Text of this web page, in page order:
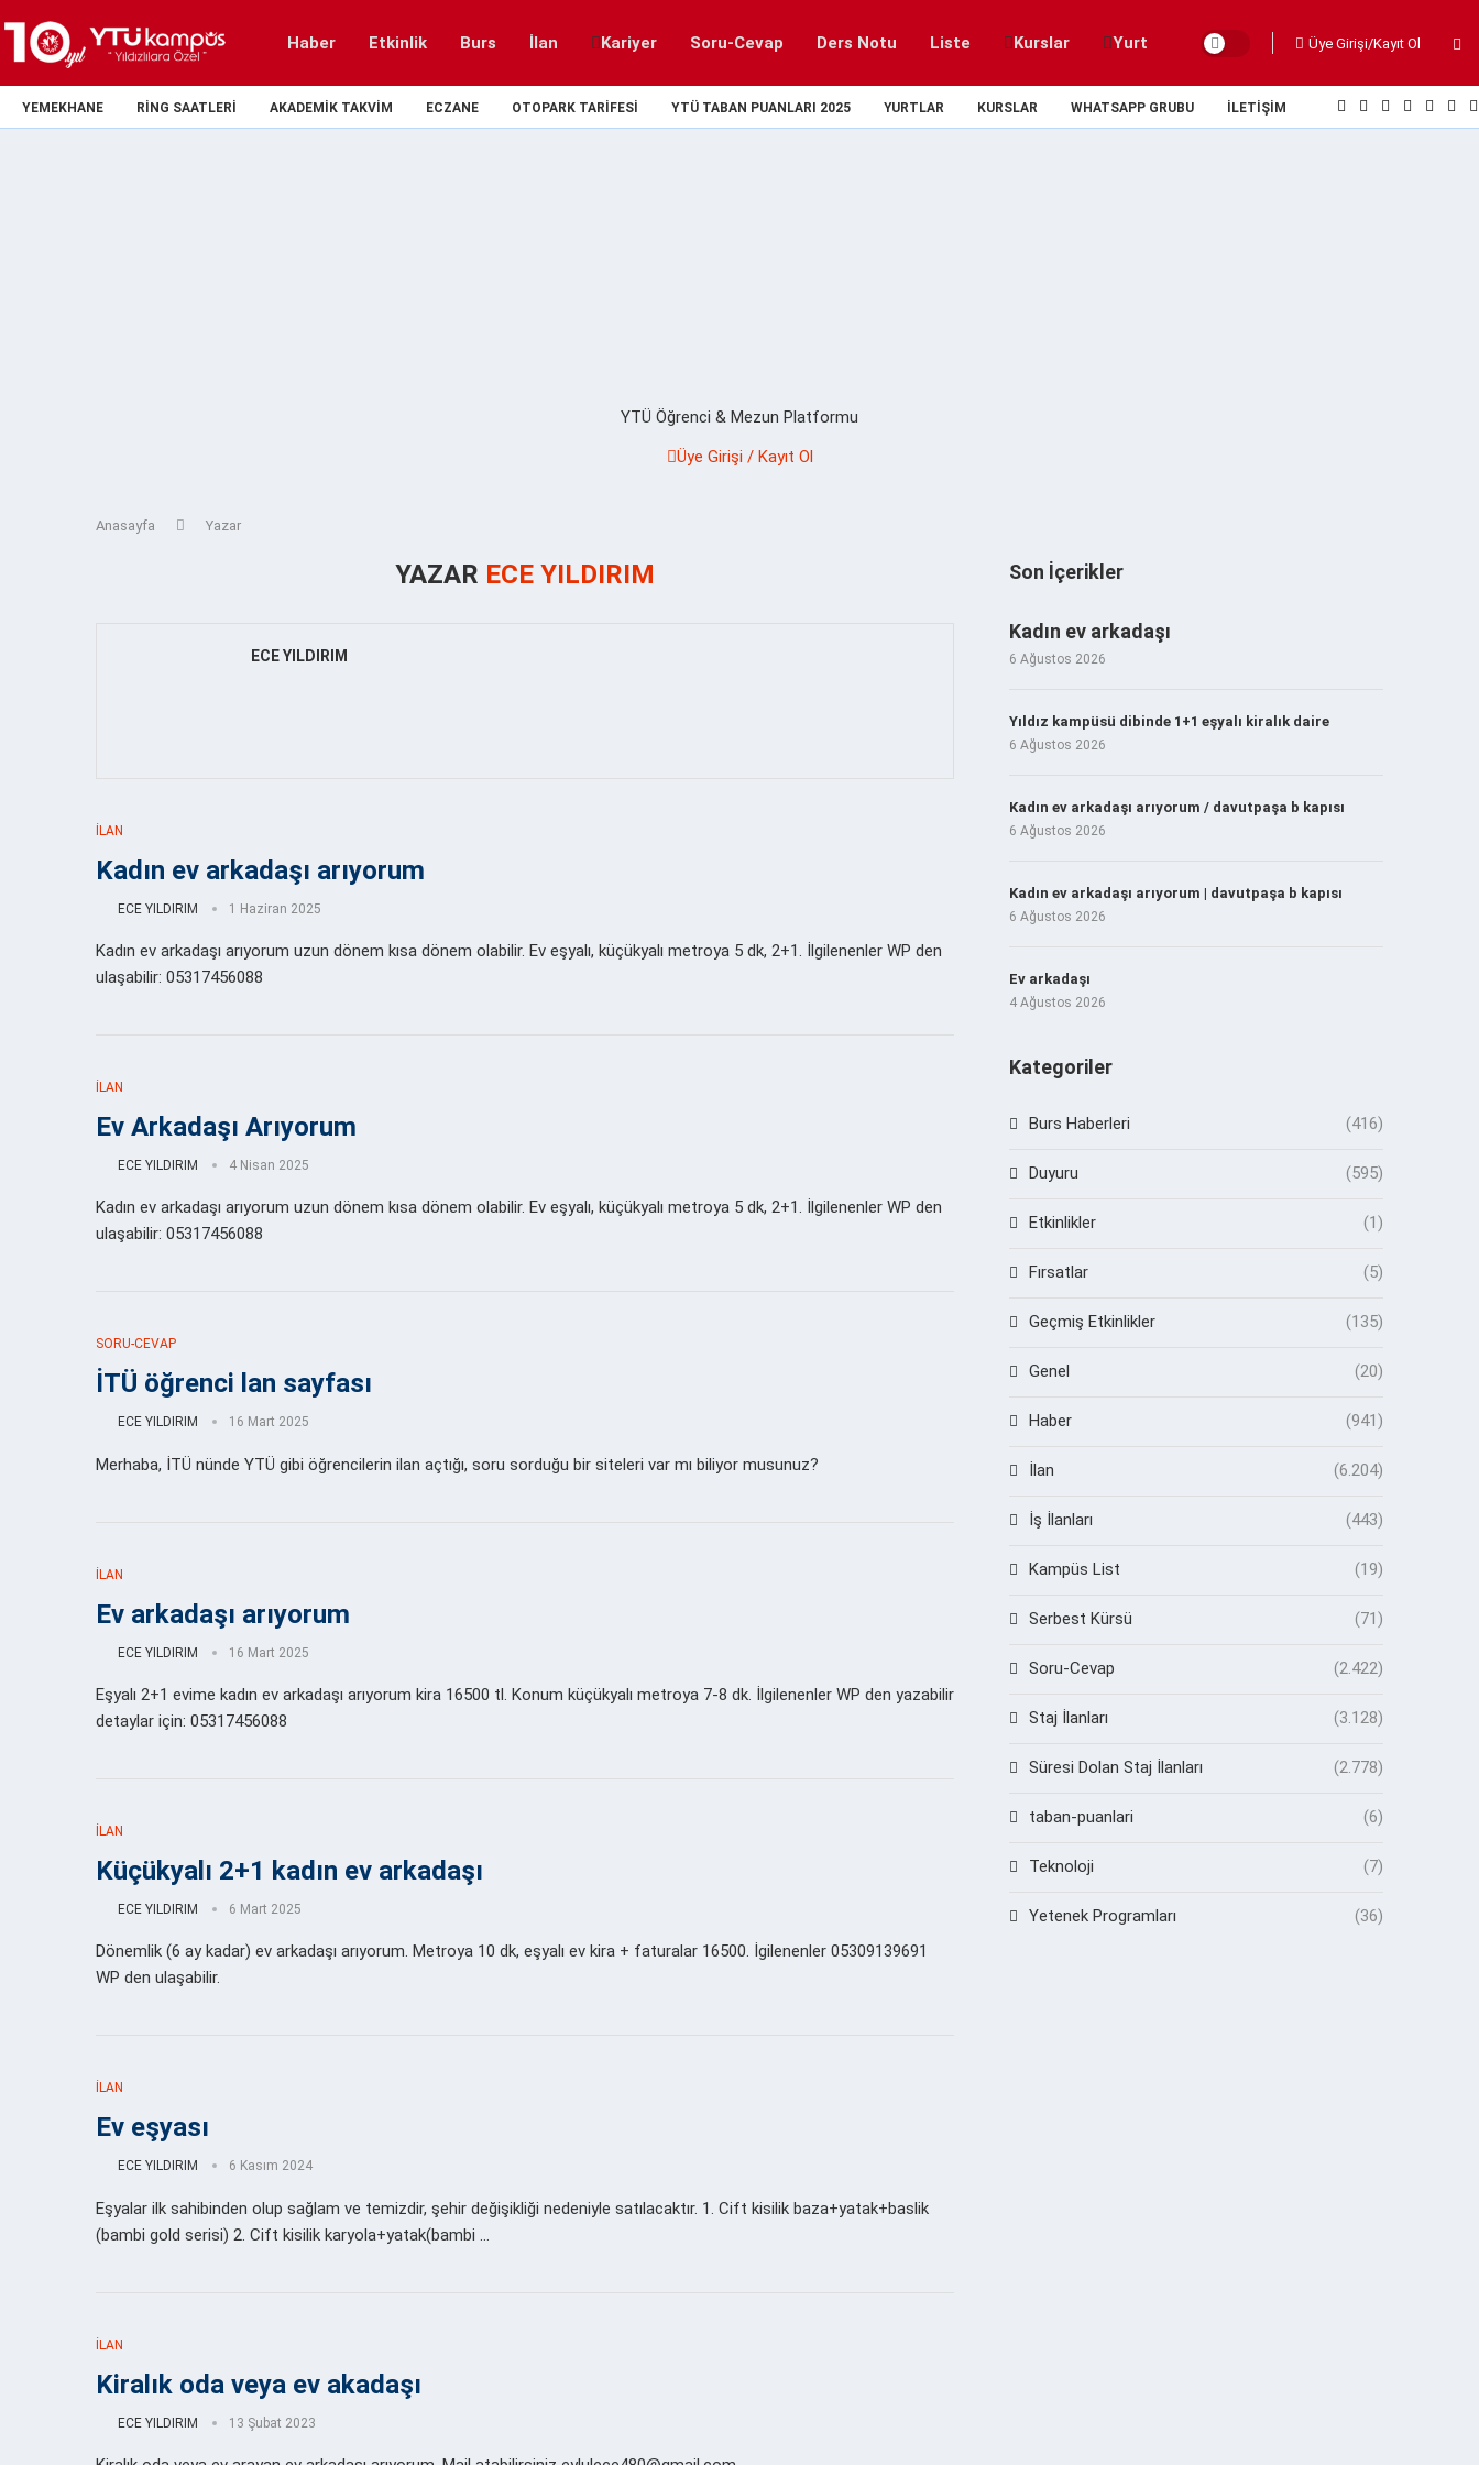
Haber Etkinlik Burs İlan Kariyer Soru-Cevap Ders Notu Liste Kurslar Yurt Üye Girişi/Kayıt Ol
YEMEKHANE RING SAATLERI AKADEMIK TAKVIM ECZANE OTOPARK TARIFESI YTÜ TABAN PUANLARI 2025 YURTLAR KURSLAR WHATSAPP GRUBU İLETIŞIM
YTÜ Öğrenci & Mezun Platformu
Üye Girişi / Kayıt Ol
Anasayfa Yazar
YAZAR ECE YILDIRIM
ECE YILDIRIM
İLAN
Kadın ev arkadaşı arıyorum
ECE YILDIRIM 1 Haziran 2025
Kadın ev arkadaşı arıyorum uzun dönem kısa dönem olabilir. Ev eşyalı, küçükyalı metroya 5 dk, 2+1. İlgilenenler WP den
ulaşabilir: 05317456088
İLAN
Ev Arkadaşı Arıyorum
ECE YILDIRIM 4 Nisan 2025
Kadın ev arkadaşı arıyorum uzun dönem kısa dönem olabilir. Ev eşyalı, küçükyalı metroya 5 dk, 2+1. İlgilenenler WP den
ulaşabilir: 05317456088
SORU-CEVAP
İTÜ öğrenci lan sayfası
ECE YILDIRIM 16 Mart 2025
Merhaba, İTÜ nünde YTÜ gibi öğrencilerin ilan açtığı, soru sorduğu bir siteleri var mı biliyor musunuz?
İLAN
Ev arkadaşı arıyorum
ECE YILDIRIM 16 Mart 2025
Eşyalı 2+1 evime kadın ev arkadaşı arıyorum kira 16500 tl. Konum küçükyalı metroya 7-8 dk. İlgilenenler WP den yazabilir
detaylar için: 05317456088
İLAN
Küçükyalı 2+1 kadın ev arkadaşı
ECE YILDIRIM 6 Mart 2025
Dönemlik (6 ay kadar) ev arkadaşı arıyorum. Metroya 10 dk, eşyalı ev kira + faturalar 16500. İgilenenler 05309139691
WP den ulaşabilir.
İLAN
Ev eşyası
ECE YILDIRIM 6 Kasım 2024
Eşyalar ilk sahibinden olup sağlam ve temizdir, şehir değişikliği nedeniyle satılacaktır. 1. Cift kisilik baza+yatak+baslik
(bambi gold serisi) 2. ⁠Cift kisilik karyola+yatak(bambi …
İLAN
Kiralık oda veya ev akadaşı
ECE YILDIRIM 13 Şubat 2023
Son İçerikler
Kadın ev arkadaşı
6 Ağustos 2026
Yıldız kampüsü dibinde 1+1 eşyalı kiralık daire
6 Ağustos 2026
Kadın ev arkadaşı arıyorum / davutpaşa b kapısı
6 Ağustos 2026
Kadın ev arkadaşı arıyorum | davutpaşa b kapısı
6 Ağustos 2026
Ev arkadaşı
4 Ağustos 2026
Kategoriler
Burs Haberleri (416)
Duyuru (595)
Etkinlikler (1)
Fırsatlar (5)
Geçmiş Etkinlikler (135)
Genel (20)
Haber (941)
İlan (6.204)
İş İlanları (443)
Kampüs List (19)
Serbest Kürsü (71)
Soru-Cevap (2.422)
Staj İlanları (3.128)
Süresi Dolan Staj İlanları (2.778)
taban-puanlari (6)
Teknoloji (7)
Yetenek Programları (36)